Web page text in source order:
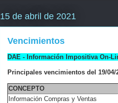
15 de abril de 2021
Vencimientos
DAE - Información Impositiva On-
Principales vencimientos del 19/04/
CONCEPTO
Información Compras y Ventas